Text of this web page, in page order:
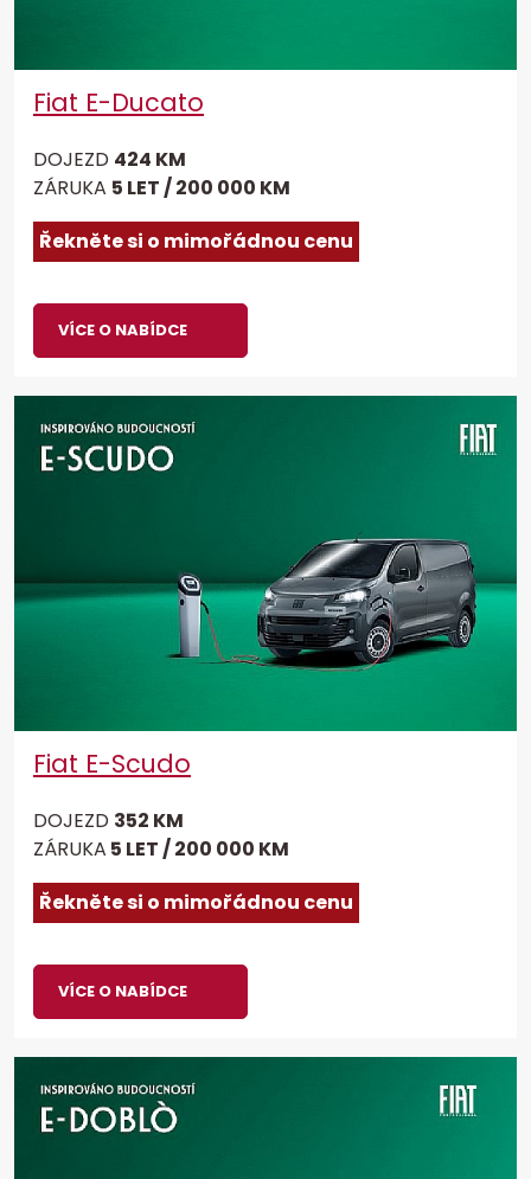
Fiat E-Ducato
DOJEZD 424 KM
ZÁRUKA 5 LET / 200 000 KM
Řekněte si o mimořádnou cenu
VÍCE O NABÍDCE
Fiat E-Scudo
DOJEZD 352 KM
ZÁRUKA 5 LET / 200 000 KM
Řekněte si o mimořádnou cenu
VÍCE O NABÍDCE